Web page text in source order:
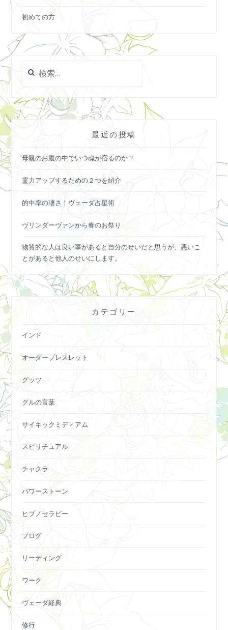
初めての方
索:
最近の投稿
母親のお腹の中でいつ魂が宿るのか？
霊力アップするための２つを紹介
的中率の凄さ！ヴェーダ占星術
ヴリンダーヴァンから春のお祭り
物質的な人は良い事があると自分のせいだと思うが、悪いこ
とがあると他人のせいにします。
カテゴリー
インド
オーダーブレスレット
グッツ
グルの言葉
サイキックミディアム
スピリチュアル
チャクラ
パワーストーン
ヒプノセラピー
ブログ
リーディング
ワーク
ヴェーダ経典
修行